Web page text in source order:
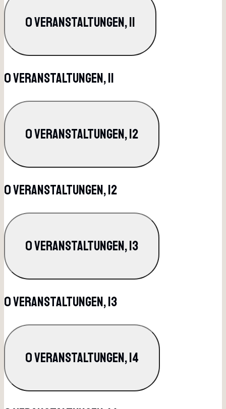
0 Veranstaltungen,11
0 Veranstaltungen,11
0 Veranstaltungen,12
0 Veranstaltungen,12
0 Veranstaltungen,13
0 Veranstaltungen,13
0 Veranstaltungen,14